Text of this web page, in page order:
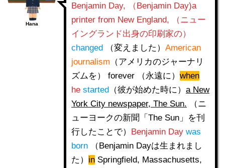
Hana
Benjamin Day, （Benjamin Day)a
printer from New England, （ニュー
イングランド出身の印刷家の）
changed
（変えました） American
journalism （アメリカのジャーナリ
ズムを） forever （永遠に） when
he started （彼が始めた時に） a New
York City newspaper, The Sun. （ニ
ューヨークの新聞「The Sun」を刊
行したことで） Benjamin Day was
born
（Benjamin Dayは生まれまし
た） in Springfield, Massachusetts,